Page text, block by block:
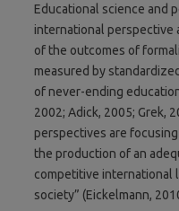
Educational science and
international perspective
of the outcomes of
measured by
of never-ending
2002; Adick, 2005; Grek,
perspectives are
the production of an
competitive international
society” (Eickelmann,